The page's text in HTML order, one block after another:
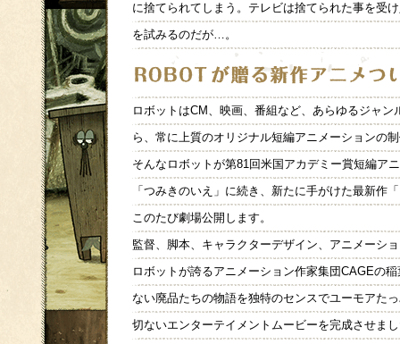
に捨てられてしまう。テレビは捨てられた事を受
を試みるのだが…。
ロボットはCM、映画、番組など、あらゆるジャ
ら、常に上質のオリジナル短編アニメーションの
そんなロボットが第81回米国アカデミー賞短編ア
「つみきのいえ」に続き、新たに手がけた最新作
このたび劇場公開します。
監督、脚本、キャラクターデザイン、アニメーシ
ロボットが誇るアニメーション作家集団CAGEの
ない廃品たちの物語を独特のセンスでユーモアた
切ないエンターテイメントムービーを完成させま